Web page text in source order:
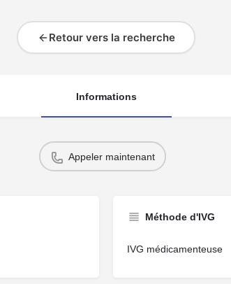
Retour vers la recherche
Informations
Appeler maintenant
Méthode d'IVG
IVG médicamenteuse